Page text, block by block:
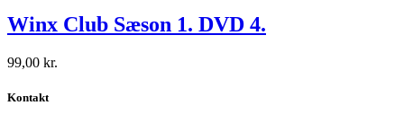
Winx Club Sæson 1. DVD 4.
99,00 kr.
Kontakt